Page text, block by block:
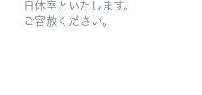
日休室といたします。
ご容赦ください。